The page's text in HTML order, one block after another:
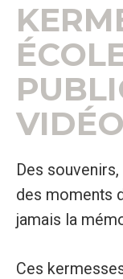
VIDÉO
Des
des moments
jamais la
Ces